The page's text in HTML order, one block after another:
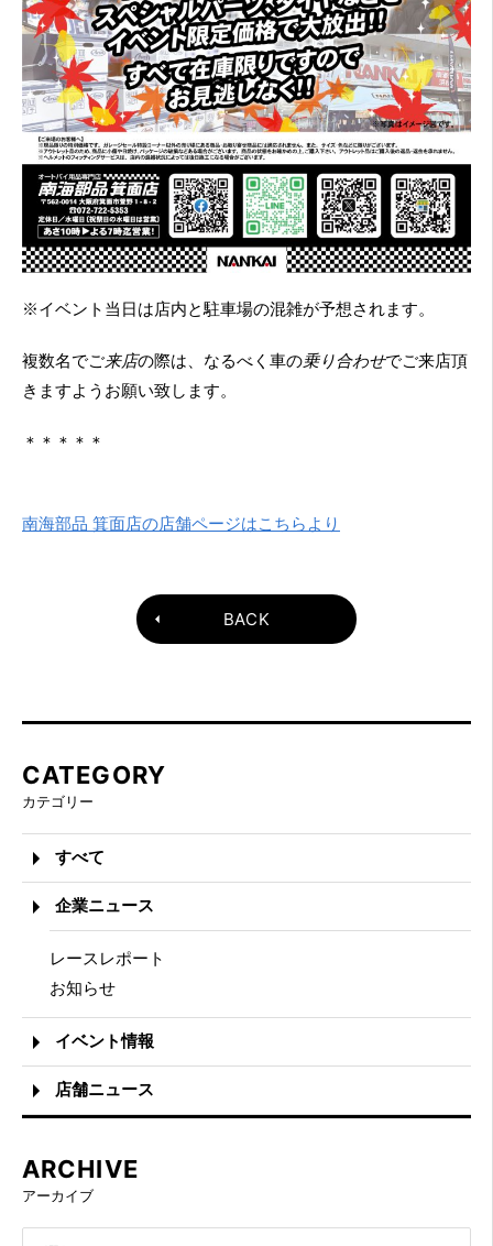
※イベント当日は店内と駐車場の混雑が予想されます。
複数名でご来店の際は、なるべく車の乗り合わせでご来店頂
きますようお願い致します。
＊＊＊＊＊
南海部品 箕面店の店舗ページはこちらより
BACK
CATEGORY
カテゴリー
すべて
企業ニュース
レースレポート
お知らせ
イベント情報
店舗ニュース
ARCHIVE
アーカイブ